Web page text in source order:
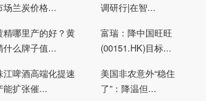
场兰炭价格...
调研行|在智...
精哪里产的好？黄
什么牌子值...
富瑞：降中国旺旺
(00151.HK)目标...
江啤酒高端化提速
能扩张催...
美国非农意外“稳住
了”：降温但...